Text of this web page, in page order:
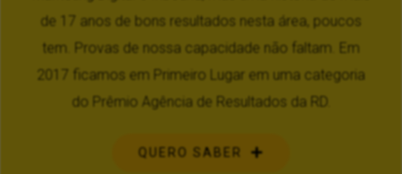
de 17 anos de bons resultados nesta área, poucos
tem. Provas de nossa capacidade não faltam. Em
2017 ficamos em Primeiro Lugar em uma categoria
do Prêmio Agência de Resultados da RD.
QUERO SABER